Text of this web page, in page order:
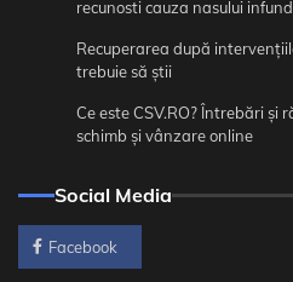
recunosti cauza nasului
Recuperarea după
trebuie să știi
Ce este CSV.RO? Întrebări și
schimb și vânzare online
Social Media
Facebook